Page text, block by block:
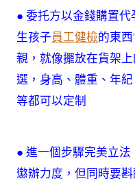
● 委托方以金錢購置
生孩子員工健檢的東
親，就像擺放在貨架
選，身高、體重、年
等都可以定制
● 進一個步驟完美立
懲辦力度，但同時要